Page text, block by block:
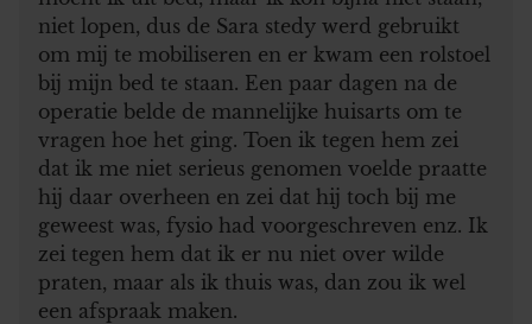
niet lopen, dus de Sara stedy werd gebruikt
om mij te mobiliseren en er kwam een rolstoel
bij mijn bed te staan. Een paar dagen na de
operatie belde de mannelijke huisarts om te
vragen hoe het ging. Toen ik tegen hem zei
dat ik me niet serieus genomen voelde praatte
hij daar overheen en zei dat hij toch bij me
geweest was, fysio had voorgeschreven enz. Ik
zei tegen hem dat ik er nu niet over wilde
praten, maar als ik thuis was, dan zou ik wel
een afspraak maken.